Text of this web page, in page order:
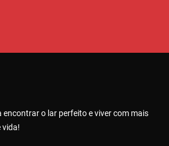
encontrar o lar perfeito e viver com mais
vida!